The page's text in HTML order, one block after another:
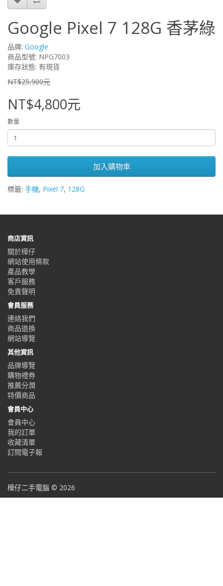
Google Pixel 7 128G 香茅綠
品牌: Google
商品型號: NPG7003
庫存狀態: 有現貨
NT$25,900元
NT$4,800元
數量
加入購物車
標籤: 手機, Pixel 7, 128G
商店資訊
關於樺仔
網站使用條款
產品教學
客戶服務
免責聲明
會員服務
連絡我們
商品退換
網站導覽
其他資訊
品牌導覽
購物禮券
推薦分潤
特價商品
會員中心
會員中心
我的訂單
收藏清單
訂閱電子報
樺仔二手電腦 © 2026